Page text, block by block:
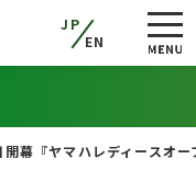
JP
EN
幕『ヤマハレディースオー